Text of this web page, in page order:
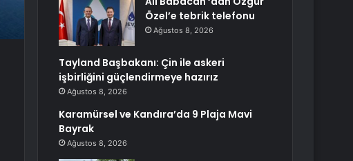
Özel’e tebrik telefonu
Ağustos 8, 2026
Tayland Başbakanı: Çin ile askeri
işbirliğini güçlendirmeye hazırız
Ağustos 8, 2026
Karamürsel ve Kandıra’da 9 Plaja Mavi
Bayrak
Ağustos 8, 2026